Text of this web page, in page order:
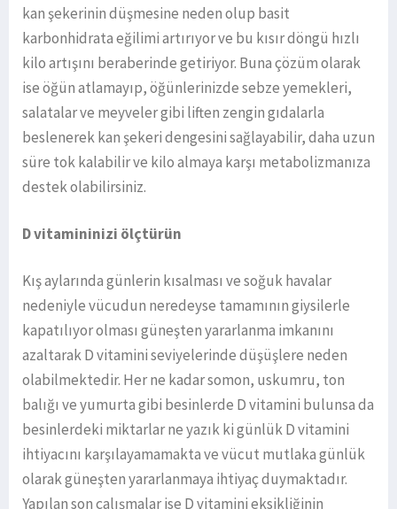
kan şekerinin düşmesine neden olup basit
karbonhidrata eğilimi artırıyor ve bu kısır döngü hızlı
kilo artışını beraberinde getiriyor. Buna çözüm olarak
ise öğün atlamayıp, öğünlerinizde sebze yemekleri,
salatalar ve meyveler gibi liften zengin gıdalarla
beslenerek kan şekeri dengesini sağlayabilir, daha uzun
süre tok kalabilir ve kilo almaya karşı metabolizmanıza
destek olabilirsiniz.
D vitamininizi ölçtürün
Kış aylarında günlerin kısalması ve soğuk havalar
nedeniyle vücudun neredeyse tamamının giysilerle
kapatılıyor olması güneşten yararlanma imkanını
azaltarak D vitamini seviyelerinde düşüşlere neden
olabilmektedir. Her ne kadar somon, uskumru, ton
balığı ve yumurta gibi besinlerde D vitamini bulunsa da
besinlerdeki miktarlar ne yazık ki günlük D vitamini
ihtiyacını karşılayamamakta ve vücut mutlaka günlük
olarak güneşten yararlanmaya ihtiyaç duymaktadır.
Yapılan son çalışmalar ise D vitamini eksikliğinin